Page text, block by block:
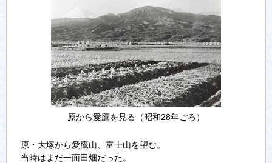
原から愛鷹を見る（昭和28年ごろ）
原・大塚から愛鷹山、富士山を望む。
当時はまだ一面田畑だった。